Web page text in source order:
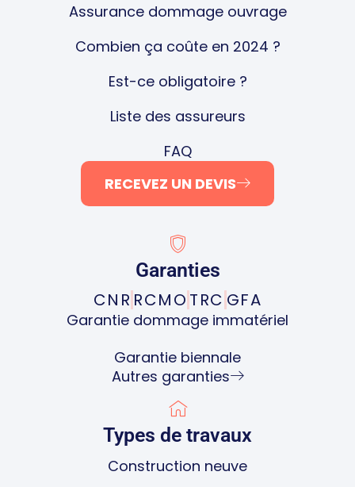
Assurance dommage ouvrage
Combien ça coûte en 2024 ?
Est-ce obligatoire ?
Liste des assureurs
FAQ
RECEVEZ UN DEVIS
Garanties
CNR RCMO TRC GFA
Garantie dommage immatériel
Garantie biennale
Autres garanties
Types de travaux
Construction neuve